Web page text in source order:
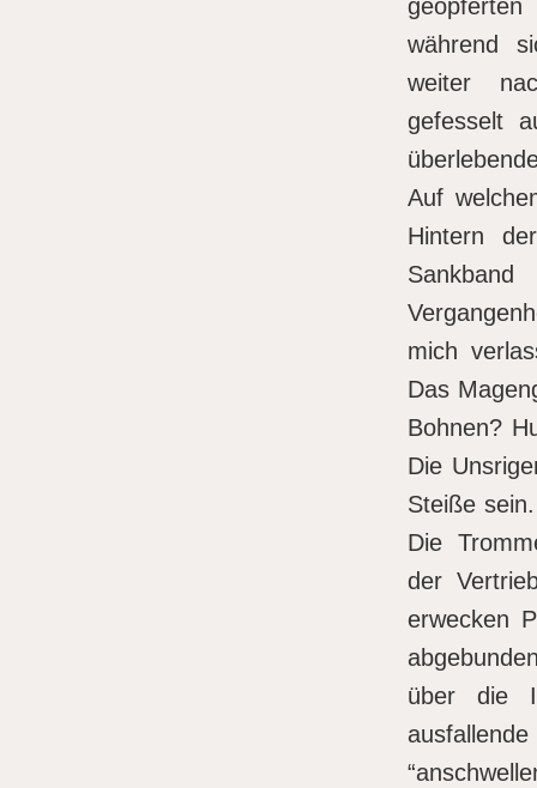
während
weiter
gefesselt
Auf
Hintern
mich
Das
Bohnen?
Die
Steiße sein.
Die
der
erwecken
über die